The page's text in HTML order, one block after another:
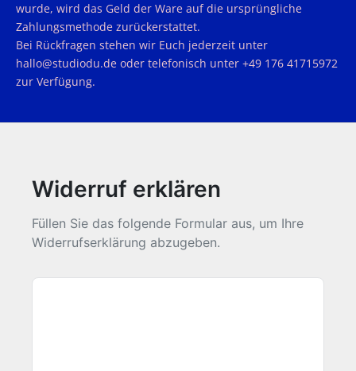
wurde, wird das Geld der Ware auf die ursprüngliche
Zahlungsmethode zurückerstattet.
Bei Rückfragen stehen wir Euch jederzeit unter
hallo@studiodu.de oder telefonisch unter +49 176 41715972
zur Verfügung.
Widerruf erklären
Füllen Sie das folgende Formular aus, um Ihre
Widerrufserklärung abzugeben.